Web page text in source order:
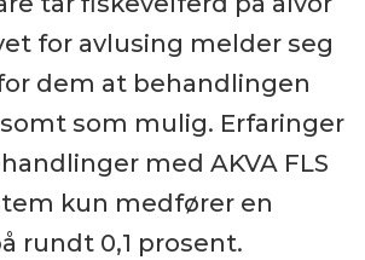
for avlusing melder seg
dem at behandlingen
som mulig. Erfaringer
med AKVA FLS
kun medfører en
rundt 0,1 prosent.